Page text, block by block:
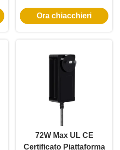
certificato UL con uscita
5V 12V 24V e potenza
Ora chiacchieri
72W Max UL CE
Certificato Piattaforma